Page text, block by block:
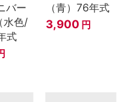
バー
水色/
式
（青）76年式
3,900 円